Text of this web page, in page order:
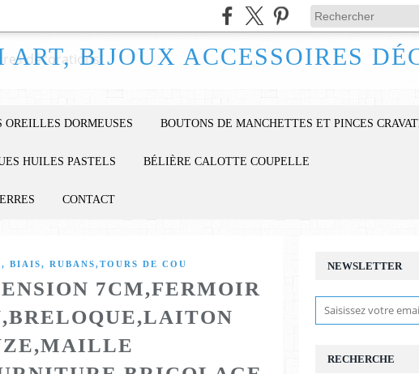
OREILLES DORMEUSES BOUTONS DE MANCHETTES ET PINCES
HUILES PASTELS BÉLIÈRE CALOTTE COUPELLE
CONTACT
BIAIS, RUBANS,TOURS DE COU
7CM,FERMOIR
NEWSLETTER
RECHERCHE